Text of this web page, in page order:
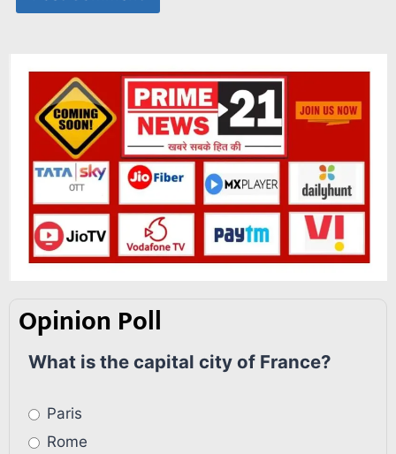
Opinion Poll
What is the capital city of France?
Paris
Rome